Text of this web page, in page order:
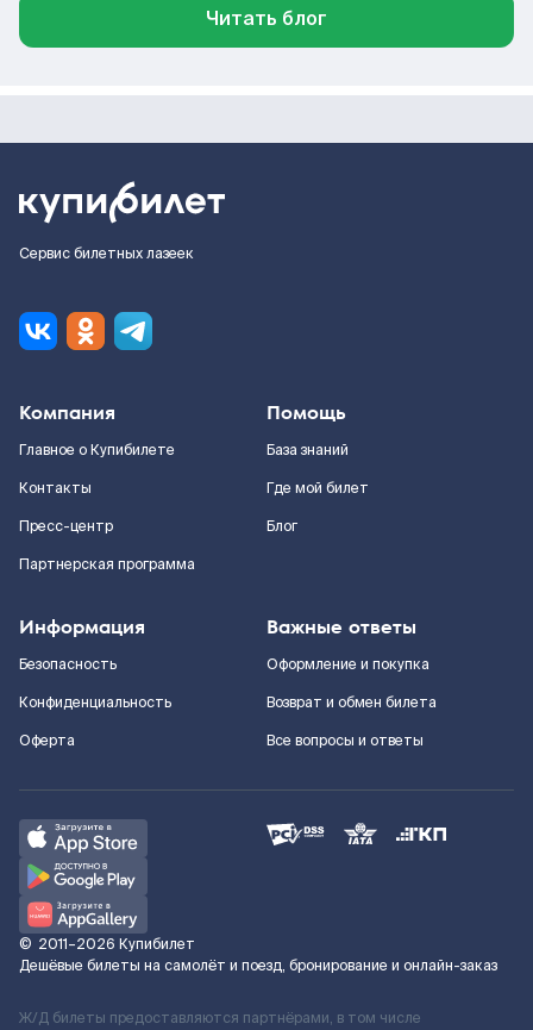
Читать блог
Сервис билетных лазеек
Компания
Главное о Купибилете
Контакты
Пресс-центр
Партнерская программа
Помощь
База знаний
Где мой билет
Блог
Информация
Безопасность
Конфиденциальность
Оферта
Важные ответы
Оформление и покупка
Возврат и обмен билета
Все вопросы и ответы
© 2011–2026 Купибилет
Дешёвые билеты на самолёт и поезд, бронирование и онлайн-заказ
Ж/Д билеты предоставляются партнёрами, в том числе